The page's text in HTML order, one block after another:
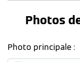
Photos
Photo principale :